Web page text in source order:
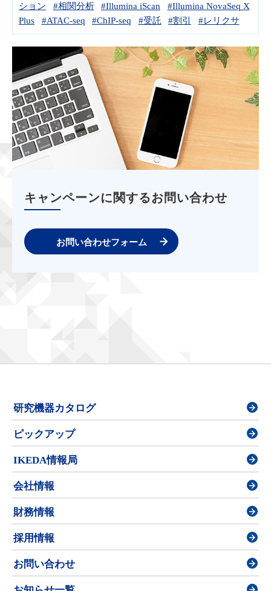
ション
#相関分析 #Illumina iScan
#Illumina NovaSeq X
Plus
#ATAC-seq #ChIP-seq #受託 #割引 #レリクサ
キャンペーンに関するお問い合わせ
お問い合わせフォーム
研究機器カタログ
ピックアップ
IKEDA情報局
会社情報
財務情報
採用情報
お問い合わせ